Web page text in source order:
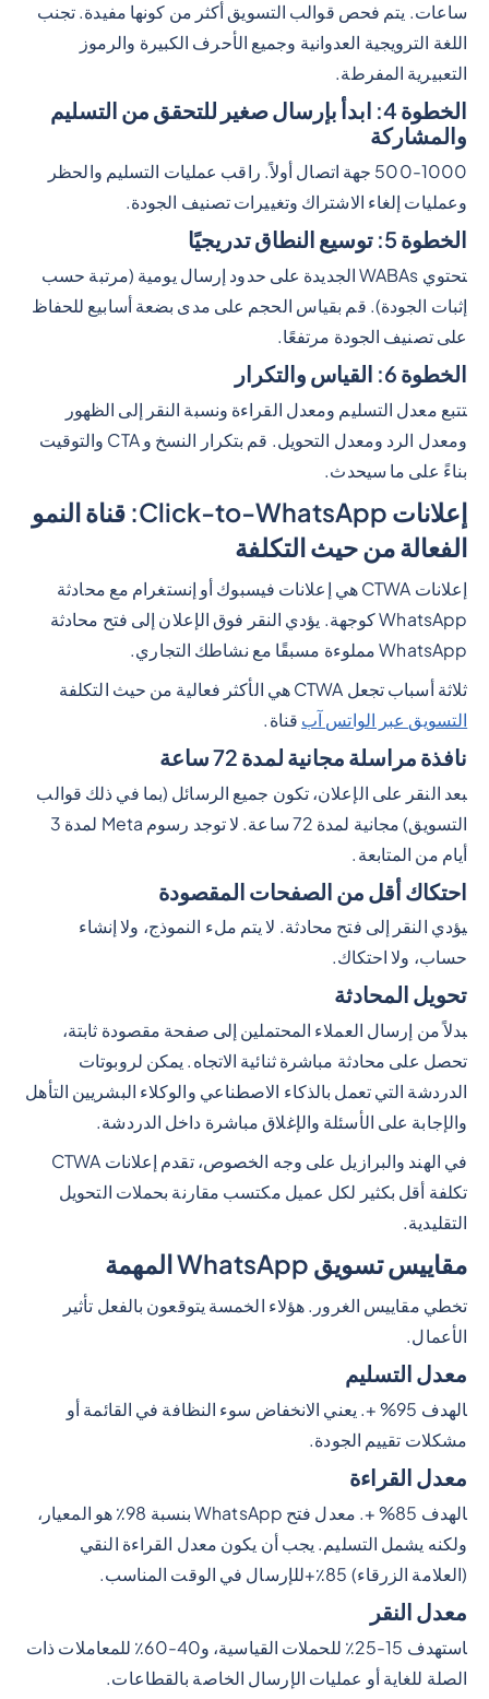
ساعات. يتم فحص قوالب التسويق أكثر من كونها مفيدة. تجنب
اللغة الترويجية العدوانية وجميع الأحرف الكبيرة والرموز
التعبيرية المفرطة.
الخطوة 4: ابدأ بإرسال صغير للتحقق من التسليم
والمشاركة
500-1000 جهة اتصال أولاً. راقب عمليات التسليم والحظر
وعمليات إلغاء الاشتراك وتغييرات تصنيف الجودة.
الخطوة 5: توسيع النطاق تدريجيًا
تحتوي WABAs الجديدة على حدود إرسال يومية (مرتبة حسب
إثبات الجودة). قم بقياس الحجم على مدى بضعة أسابيع للحفاظ
على تصنيف الجودة مرتفعًا.
الخطوة 6: القياس والتكرار
تتبع معدل التسليم ومعدل القراءة ونسبة النقر إلى الظهور
ومعدل الرد ومعدل التحويل. قم بتكرار النسخ و CTA والتوقيت
بناءً على ما سيحدث.
إعلانات Click-to-WhatsApp: قناة النمو
الفعالة من حيث التكلفة
إعلانات CTWA هي إعلانات فيسبوك أو إنستغرام مع محادثة
WhatsApp كوجهة. يؤدي النقر فوق الإعلان إلى فتح محادثة
WhatsApp مملوءة مسبقًا مع نشاطك التجاري.
ثلاثة أسباب تجعل CTWA هي الأكثر فعالية من حيث التكلفة
التسويق عبر الواتس آب قناة.
نافذة مراسلة مجانية لمدة 72 ساعة
بعد النقر على الإعلان، تكون جميع الرسائل (بما في ذلك قوالب
التسويق) مجانية لمدة 72 ساعة. لا توجد رسوم Meta لمدة 3
أيام من المتابعة.
احتكاك أقل من الصفحات المقصودة
يؤدي النقر إلى فتح محادثة. لا يتم ملء النموذج، ولا إنشاء
حساب، ولا احتكاك.
تحويل المحادثة
بدلاً من إرسال العملاء المحتملين إلى صفحة مقصودة ثابتة،
تحصل على محادثة مباشرة ثنائية الاتجاه. يمكن لروبوتات
الدردشة التي تعمل بالذكاء الاصطناعي والوكلاء البشريين التأهل
والإجابة على الأسئلة والإغلاق مباشرة داخل الدردشة.
في الهند والبرازيل على وجه الخصوص، تقدم إعلانات CTWA
تكلفة أقل بكثير لكل عميل مكتسب مقارنة بحملات التحويل
التقليدية.
مقاييس تسويق WhatsApp المهمة
تخطي مقاييس الغرور. هؤلاء الخمسة يتوقعون بالفعل تأثير
الأعمال.
معدل التسليم
الهدف 95% +. يعني الانخفاض سوء النظافة في القائمة أو
مشكلات تقييم الجودة.
معدل القراءة
الهدف 85% +. معدل فتح WhatsApp بنسبة 98٪ هو المعيار،
ولكنه يشمل التسليم. يجب أن يكون معدل القراءة النقي
(العلامة الزرقاء) 85٪+للإرسال في الوقت المناسب.
معدل النقر
استهدف 15-25٪ للحملات القياسية، و40-60٪ للمعاملات ذات
الصلة للغاية أو عمليات الإرسال الخاصة بالقطاعات.